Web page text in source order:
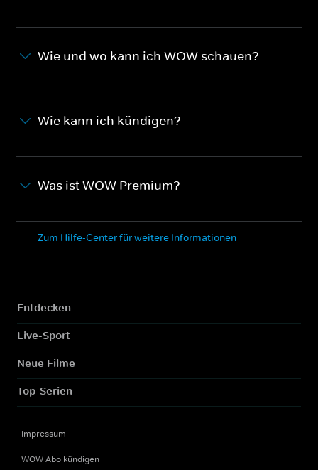
Wie und wo kann ich WOW schauen?
Wie kann ich kündigen?
Was ist WOW Premium?
Zum Hilfe-Center für weitere Informationen
Entdecken
Live-Sport
Neue Filme
Top-Serien
Impressum
WOW Abo kündigen